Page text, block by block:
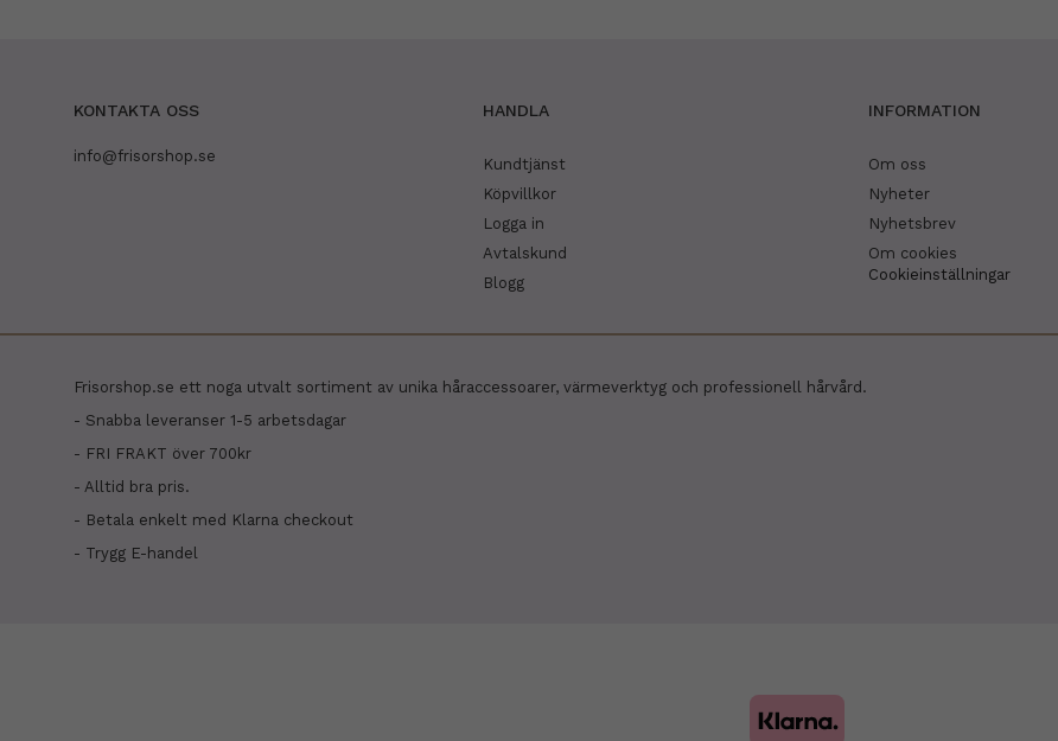
KONTAKTA OSS
info@frisorshop.se
HANDLA
Kundtjänst
Köpvillkor
Logga in
Avtalskund
Blogg
INFORMATION
Om oss
Nyheter
Nyhetsbrev
Om cookies
Cookieinställningar
Frisorshop.se ett noga utvalt sortiment av unika håraccessoarer, värmeverktyg och professionell hårvård.
- Snabba leveranser 1-5 arbetsdagar
- FRI FRAKT över 700kr
- Alltid bra pris.
- Betala enkelt med Klarna checkout
- Trygg E-handel